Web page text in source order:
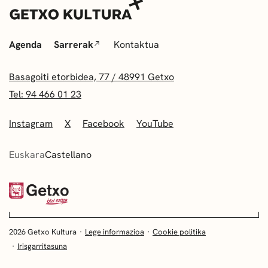
EUSKARACASTELLANO
Agenda Sarrerak Kontaktua
Basagoiti etorbidea, 77 / 48991 Getxo
Tel: 94 466 01 23
Instagram X Facebook YouTube
EuskaraCastellano
2026 Getxo Kultura Lege informazioa
Cookie politika
Irisgarritasuna